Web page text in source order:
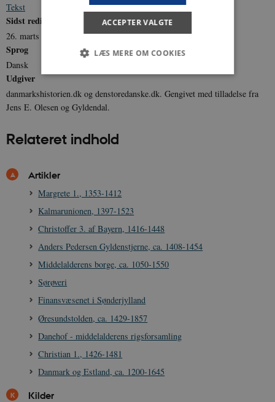
Tekst
Sidst redigeret
26. marts 2019
Sprog
Dansk
Udgiver
danmarkshistorien.dk og denstoredanske.dk. Gengivet med tilladelse fra
Jens E. Olesen og Gyldendal.
Relateret indhold
Artikler
Margrete 1., 1353-1412
Kalmarunionen, 1397-1523
Christoffer 3. af Bayern, 1416-1448
Anders Pedersen Gyldenstjerne, ca. 1408-1454
Middelalderens borge, ca. 1050-1550
Sørøveri
Finansvæsenet i Sønderjylland
Øresundstolden, ca. 1429-1857
Danehof - middelalderens rigsforsamling
Christian 1., 1426-1481
Danmark og Estland, ca. 1200-1645
Kilder
ACCEPTER VALGTE
LÆS MERE OM COOKIES
Nødvendige Statistiske
Marketing
Nødvendige cookies hjælper med at gøre
cookies.
Navn
be_typo_user
.spotify.com